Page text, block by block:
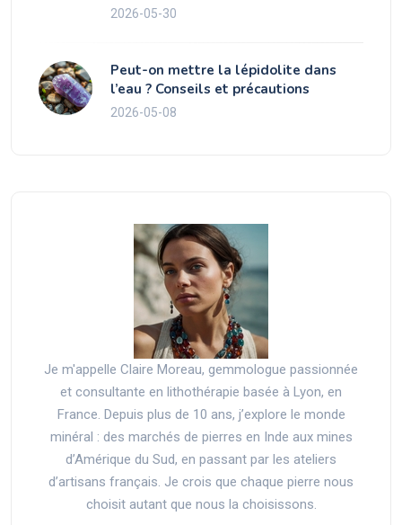
2026-05-30
Peut-on mettre la lépidolite dans
l’eau ? Conseils et précautions
2026-05-08
Je m'appelle Claire Moreau, gemmologue passionnée
et consultante en lithothérapie basée à Lyon, en
France. Depuis plus de 10 ans, j’explore le monde
minéral : des marchés de pierres en Inde aux mines
d’Amérique du Sud, en passant par les ateliers
d’artisans français. Je crois que chaque pierre nous
choisit autant que nous la choisissons.